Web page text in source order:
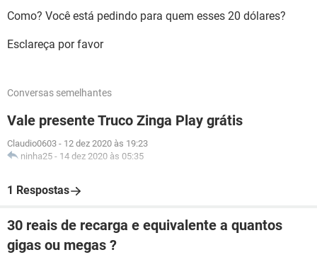
Como? Você está pedindo para quem esses 20 dólares?
Esclareça por favor
Conversas semelhantes
Vale presente Truco Zinga Play grátis
Claudio0603 - 12 dez 2020 às 19:23
ninha25 - 14 dez 2020 às 05:35
1 Respostas
30 reais de recarga e equivalente a quantos
gigas ou megas ?